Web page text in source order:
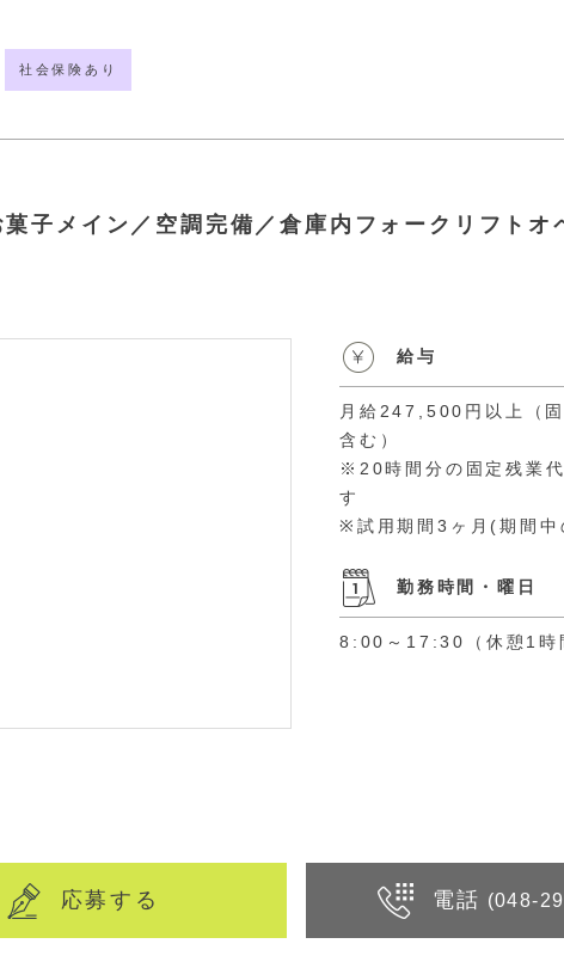
社会保険あり
菓子メイン／空調完備／倉庫内フォークリフトオ
給与
月給247,500円以上（
含む）
※20時間分の固定残業
す
※試用期間3ヶ月(期間中
勤務時間・曜日
8:00～17:30（休憩1時
応募する 電話 (048-